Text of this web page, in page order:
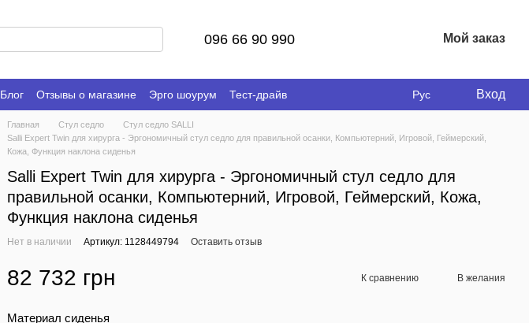
096 66 90 990 Мой заказ
Блог Отзывы о магазине Эрго шоурум
Тест-драйв
Рус Вход
Главная Стул седло
Стул седло SALLI
Salli Expert Twin для хирурга - Эргономичный стул седло для правильной осанки, Компьютерний, Игровой, Геймерский,
Кожа, Функция наклона сиденья
Salli Expert Twin для хирурга - Эргономичный стул седло для
правильной осанки, Компьютерний, Игровой, Геймерский, Кожа,
Функция наклона сиденья
Нет в наличии Артикул: 1128449794 Оставить отзыв
82 732 грн К сравнению В желания
Материал сиденья